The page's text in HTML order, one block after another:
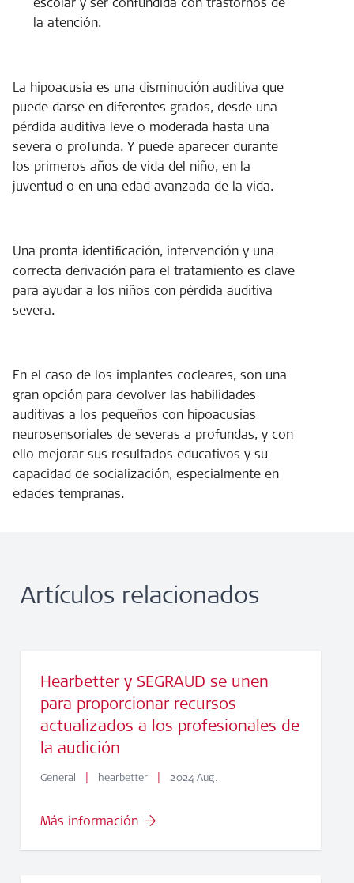
la atención.
La hipoacusia es una disminución auditiva que
puede darse en diferentes grados, desde una
pérdida auditiva leve o moderada hasta una
severa o profunda. Y puede aparecer durante
los primeros años de vida del niño, en la
juventud o en una edad avanzada de la vida.
Una pronta identificación, intervención y una
correcta derivación para el tratamiento es clave
para ayudar a los niños con pérdida auditiva
severa.
En el caso de los implantes cocleares, son una
gran opción para devolver las habilidades
auditivas a los pequeños con hipoacusias
neurosensoriales de severas a profundas, y con
ello mejorar sus resultados educativos y su
capacidad de socialización, especialmente en
edades tempranas.
Artículos relacionados
Hearbetter y SEGRAUD se unen
para proporcionar recursos
actualizados a los profesionales de
la audición
General | hearbetter | 2024 Aug.
Más información